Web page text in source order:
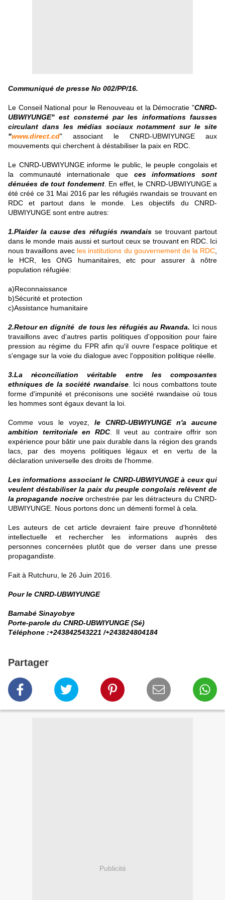
Communiqué de presse No 002/PP/16.
Le Conseil National pour le Renouveau et la Démocratie "CNRD-
UBWIYUNGE" est consterné par les informations fausses
circulant dans les médias sociaux notamment sur le site
"www.direct.cd" associant le CNRD-UBWIYUNGE aux
mouvements qui cherchent à déstabiliser la paix en RDC.
Le CNRD-UBWIYUNGE informe le public, le peuple congolais et
la communauté internationale que ces informations sont
dénuées de tout fondement. En effet, le CNRD-UBWIYUNGE a
été créé ce 31 Mai 2016 par les réfugiés rwandais se trouvant en
RDC et partout dans le monde. Les objectifs du CNRD-
UBWIYUNGE sont entre autres:
1.Plaider la cause des réfugiés rwandais se trouvant partout
dans le monde mais aussi et surtout ceux se trouvant en RDC. Ici
nous travaillons avec les institutions du gouvernement de la RDC
le HCR, les ONG humanitaires, etc pour assurer à nôtre
population réfugiée:
a)Reconnaissance
b)Sécurité et protection
c)Assistance humanitaire
2.Retour en dignité de tous les réfugiés au Rwanda. Ici nous
travaillons avec d'autres partis politiques d'opposition pour faire
pression au régime du FPR afin qu'il ouvre l'espace politique et
s'engage sur la voie du dialogue avec l'opposition politique réelle.
3.La réconciliation véritable entre les composantes
ethniques de la société rwandaise. Ici nous combattons toute
forme d'impunité et préconisons une société rwandaise où tous
les hommes sont égaux devant la loi.
Comme vous le voyez, le CNRD-UBWIYUNGE n'a aucune
ambition territoriale en RDC. Il veut au contraire offrir son
expérience pour bâtir une paix durable dans la région des grands
lacs, par des moyens politiques légaux et en vertu de la
déclaration universelle des droits de l'homme.
Les informations associant le CNRD-UBWIYUNGE à ceux qui
veulent déstabiliser la paix du peuple congolais relèvent de
la propagande nociveorchestrée par les détracteurs du CNRD-
UBWIYUNGE. Nous portons donc un démenti formel à cela.
Les auteurs de cet article devraient faire preuve d'honnêteté
intellectuelle et rechercher les informations auprès des
personnes concernées plutôt que de verser dans une presse
propagandiste.
Fait à Rutchuru, le 26 Juin 2016.
Pour le CNRD-UBWIYUNGE
Barnabé Sinayobye
Porte-parole du CNRD-UBWIYUNGE (Sé)
Téléphone :+243842543221 /+243824804184
Partager
Publicité